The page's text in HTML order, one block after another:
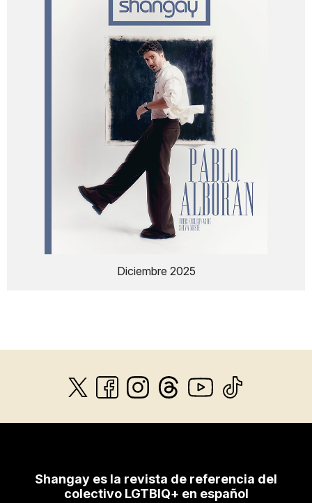
Diciembre 2025
Shangay es la revista de referencia del
colectivo LGTBIQ+ en español